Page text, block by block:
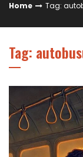
Home Tag:
Tag: